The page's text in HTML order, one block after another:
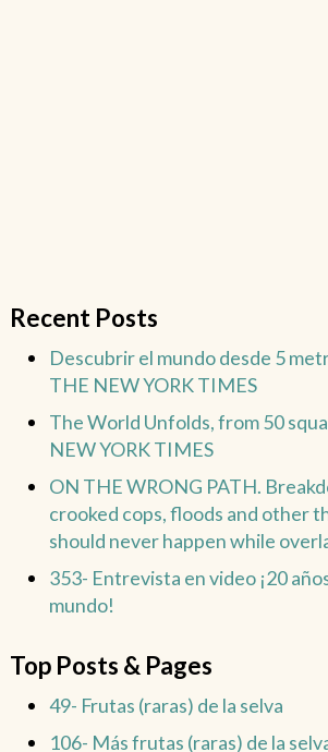
Recent Posts
Descubrir el mundo desde 5
THE NEW YORK TIMES
The World Unfolds, from 50
NEW YORK TIMES
ON THE WRONG PATH.
crooked cops, floods and other
should never happen while
353- Entrevista en video ¡20
mundo!
Top Posts & Pages
49- Frutas (raras) de la selva
106- Más frutas (raras) de la